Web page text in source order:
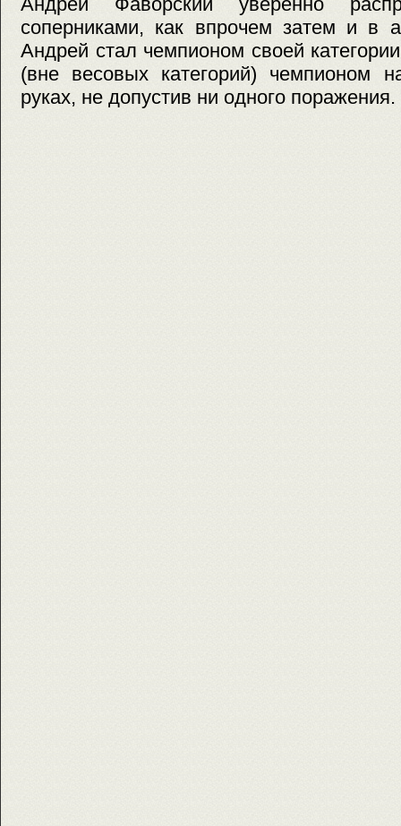
соперниками, как впрочем затем и в
Андрей стал чемпионом своей
(вне весовых категорий) чемпионом
руках, не допустив ни одного поражения.